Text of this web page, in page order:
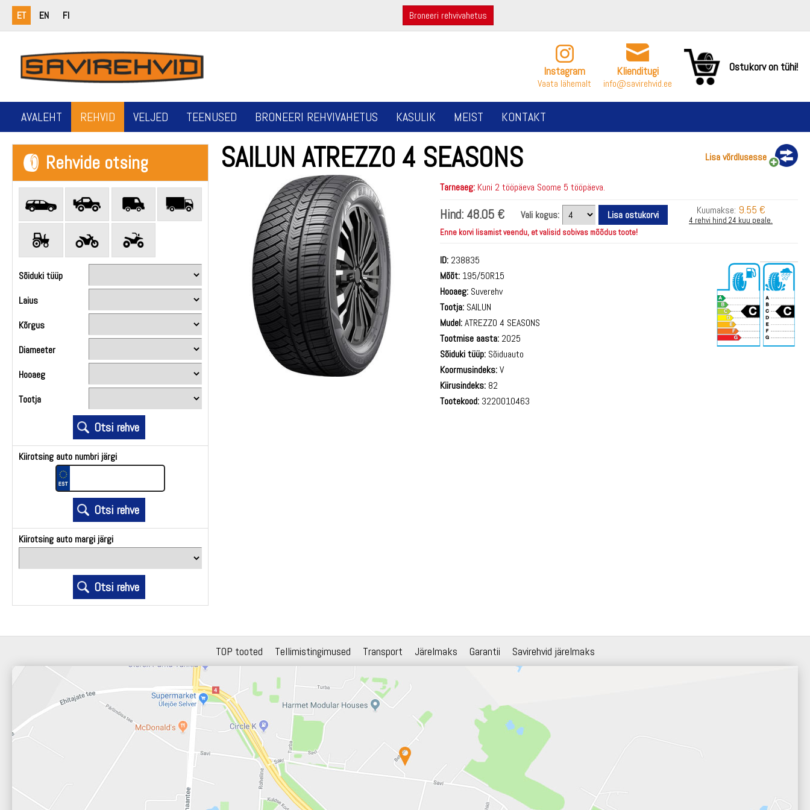
ET EN FI Broneeri rehvivahetus
Instagram
Vaata lähemalt
Klienditugi
info@savirehvid.ee
Ostukorv on tühi!
AVALEHT REHVID VELJED TEENUSED BRONEERI REHVIVAHETUS KASULIK MEIST KONTAKT
Rehvide otsing
Sõiduki tüüp
Laius
Kõrgus
Diameeter
Hooaeg
Tootja
Kiirotsing auto numbri järgi
Kiirotsing auto margi järgi
SAILUN ATREZZO 4 SEASONS Lisa võrdlusesse
Tarneaeg: Kuni 2 tööpäeva Soome 5 tööpäeva.
Hind: 48.05 € Vali kogus: Kuumakse: 9.55 €
4 rehvi hind 24 kuu peale.
Enne korvi lisamist veendu, et valisid sobivas mõõdus toote!
ID: 238835
Mõõt: 195/50R15
Hooaeg: Suverehv
Tootja: SAILUN
Mudel:ATREZZO 4 SEASONS
Tootmise aasta: 2025
Sõiduki tüüp: Sõiduauto
Koormusindeks:V
Kiirusindeks: 82
Tootekood: 3220010463
TOP tooted Tellimistingimused Transport Järelmaks Garantii Savirehvid järelmaks